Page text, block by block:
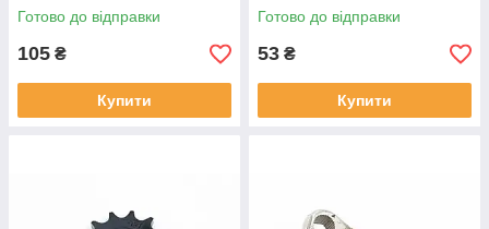
Готово до відправки
105 ₴
Купити
Готово до відправки
53 ₴
Купити